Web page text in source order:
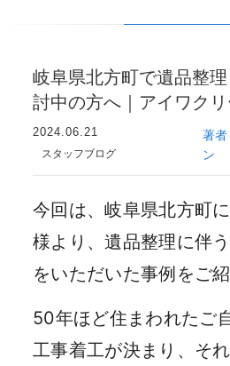
岐阜県北方町で遺品整
討中の方へ｜アイワク
2024.06.21
スタッフブログ
著者
ン
今回は、岐阜県北方町
様より、遺品整理に伴
をいただいた事例をご紹
50年ほど住まわれたご
工事着工が決まり、そ